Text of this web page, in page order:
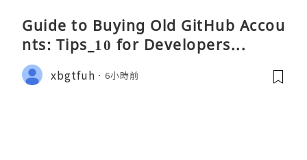
Guide to Buying Old GitHub Accou
nts: Tips_10 for Developers...
xbgtfuh 6小時前